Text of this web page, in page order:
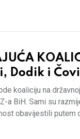
Dodik i
koaliciju na
a BiH. Sami su
obavijestili putem